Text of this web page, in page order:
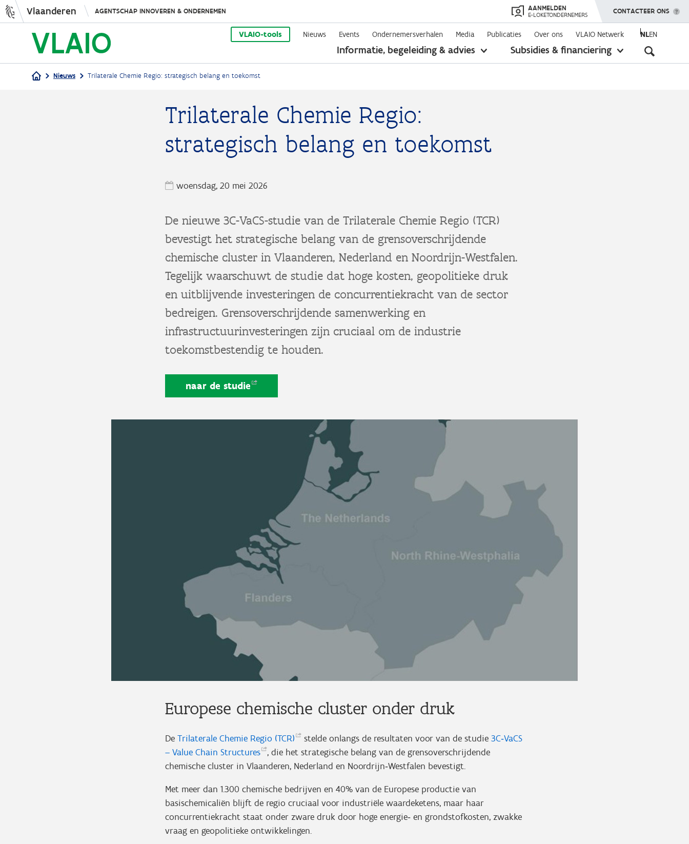
Overslaan
en
naar
de
Vlaanderen AGENTSCHAP INNOVEREN & ONDERNEMEN AANMELDEN
E-LOKETONDERNEMERS TOON MENU
CONTACTEER ONS
VLAIO-tools Nieuws Events Ondernemersverhalen Media Publicaties Over ons VLAIO Netwerk NLEN
Informatie, begeleiding & advies
toon
Subsidies & financiering
toon
Nieuws Trilaterale Chemie Regio: strategisch belang en toekomst
Trilaterale Chemie Regio:
strategisch belang en toekomst
woensdag, 20 mei 2026
De nieuwe 3C-VaCS-studie van de Trilaterale Chemie Regio (TCR)
bevestigt het strategische belang van de grensoverschrijdende
chemische cluster in Vlaanderen, Nederland en Noordrijn-Westfalen.
Tegelijk waarschuwt de studie dat hoge kosten, geopolitieke druk
en uitblijvende investeringen de concurrentiekracht van de sector
bedreigen. Grensoverschrijdende samenwerking en
infrastructuurinvesteringen zijn cruciaal om de industrie
toekomstbestendig te houden.
naar destudie
Europese chemische cluster onder druk
DeTrilaterale Chemie Regio (TCR) stelde onlangs de resultaten voor van de studie3C‑VaCS
– Value ChainStructures
, die het strategische belang van de grensoverschrijdende
chemische cluster in Vlaanderen, Nederland en Noordrijn‑Westfalen bevestigt.
Met meer dan 1.300 chemische bedrijven en 40% van de Europese productie van
basischemicaliën blijft de regio cruciaal voor industriële waardeketens, maar haar
concurrentiekracht staat onder zware druk door hoge energie‑ en grondstofkosten, zwakke
vraag en geopolitieke ontwikkelingen.